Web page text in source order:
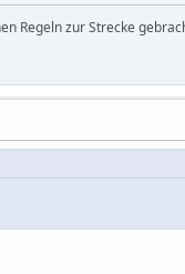
Regeln zur Strecke